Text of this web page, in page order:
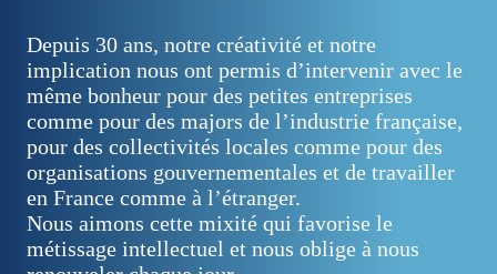
Depuis 30 ans, notre créativité et notre
implication nous ont permis d’intervenir avec le
même bonheur pour des petites entreprises
comme pour des majors de l’industrie française,
pour des collectivités locales comme pour des
organisations gouvernementales et de travailler
en France comme à l’étranger.
Nous aimons cette mixité qui favorise le
métissage intellectuel et nous oblige à nous